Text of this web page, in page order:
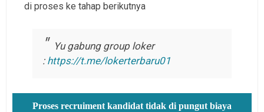
di proses ke tahap berikutnya
Yu gabung group loker
: https://t.me/lokerterbaru01
Proses recruiment kandidat tidak di pungut biaya